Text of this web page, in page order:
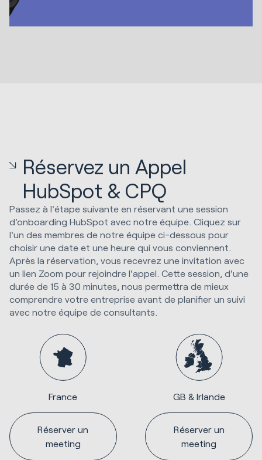
Réservez un Appel
HubSpot & CPQ
Passez à l'étape suivante en réservant une session
d'onboarding HubSpot avec notre équipe. Cliquez sur
l'un des membres de notre équipe ci-dessous pour
choisir une date et une heure qui vous conviennent.
Après la réservation, vous recevrez une invitation avec
un lien Zoom pour rejoindre l'appel. Cette session, d'une
durée de 15 à 30 minutes, nous permettra de mieux
comprendre votre entreprise avant de planifier un suivi
avec notre équipe de consultants.
GB & Irlande
Réserver un
meeting
France
Réserver un
meeting